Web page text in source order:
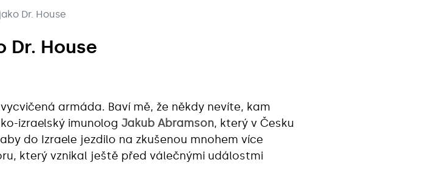
Dr. House
Dr. House
armáda. Baví mě, že někdy nevíte, kam
izraelský imunolog Jakub Abramson, který v Česku
do Izraele jezdilo na zkušenou mnohem více
který vznikal ještě před válečnými událostmi